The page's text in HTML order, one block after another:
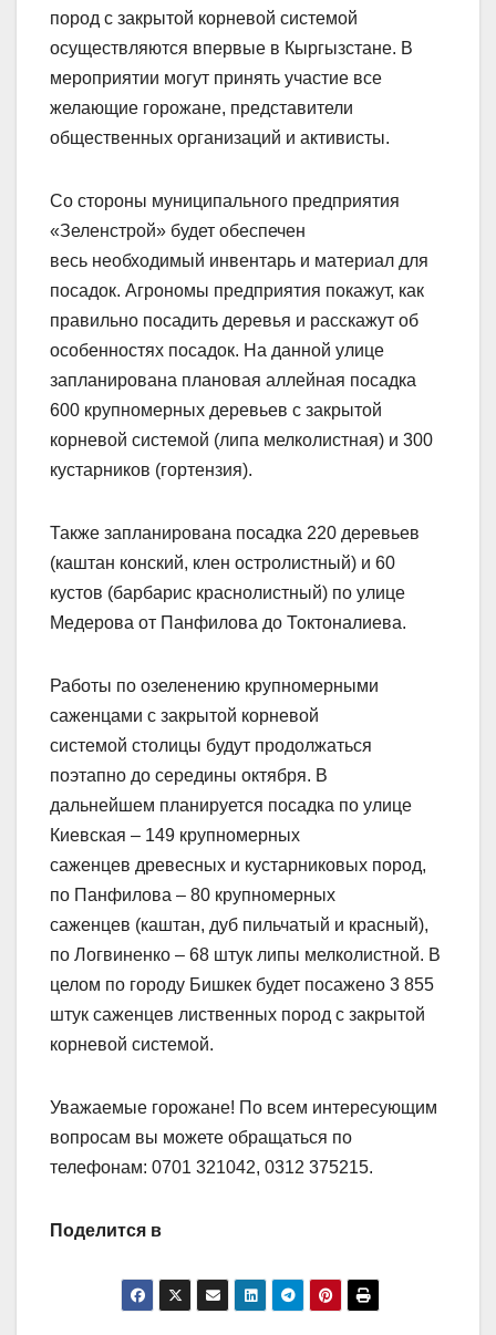
пород с закрытой корневой системой
осуществляются впервые в Кыргызстане. В
мероприятии могут принять участие все
желающие горожане, представители
общественных организаций и активисты.
Со стороны муниципального предприятия
«Зеленстрой» будет обеспечен
весь необходимый инвентарь и материал для
посадок. Агрономы предприятия покажут, как
правильно посадить деревья и расскажут об
особенностях посадок. На данной улице
запланирована плановая аллейная посадка
600 крупномерных деревьев с закрытой
корневой системой (липа мелколистная) и 300
кустарников (гортензия).
Также запланирована посадка 220 деревьев
(каштан конский, клен остролистный) и 60
кустов (барбарис краснолистный) по улице
Медерова от Панфилова до Токтоналиева.
Работы по озеленению крупномерными
саженцами с закрытой корневой
системой столицы будут продолжаться
поэтапно до середины октября. В
дальнейшем планируется посадка по улице
Киевская – 149 крупномерных
саженцев древесных и кустарниковых пород,
по Панфилова – 80 крупномерных
саженцев (каштан, дуб пильчатый и красный),
по Логвиненко – 68 штук липы мелколистной. В
целом по городу Бишкек будет посажено 3 855
штук саженцев лиственных пород с закрытой
корневой системой.
Уважаемые горожане! По всем интересующим
вопросам вы можете обращаться по
телефонам: 0701 321042, 0312 375215.
Поделится в